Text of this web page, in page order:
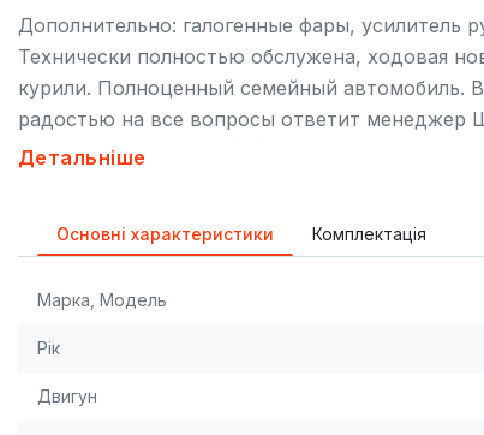
Дополнительно: галогенные фары, усилитель
Технически полностью обслужена, ходовая
курили. Полноценный семейный автомобиль.
радостью на все вопросы ответит менеджер
информации салона). [br]Приглашаем Вас
Детальніше
Основні характеристики Комплектація
Марка, Модель
Рік
Двигун